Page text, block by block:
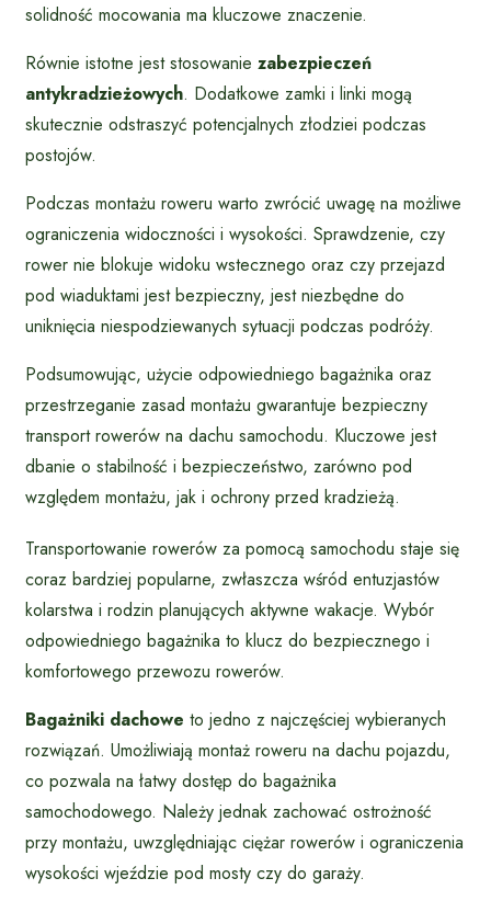
solidność mocowania ma kluczowe znaczenie.
Równie istotne jest stosowanie zabezpieczeń
antykradzieżowych. Dodatkowe zamki i linki mogą
skutecznie odstraszyć potencjalnych złodziei podczas
postojów.
Podczas montażu roweru warto zwrócić uwagę na możliwe
ograniczenia widoczności i wysokości. Sprawdzenie, czy
rower nie blokuje widoku wstecznego oraz czy przejazd
pod wiaduktami jest bezpieczny, jest niezbędne do
uniknięcia niespodziewanych sytuacji podczas podróży.
Podsumowując, użycie odpowiedniego bagażnika oraz
przestrzeganie zasad montażu gwarantuje bezpieczny
transport rowerów na dachu samochodu. Kluczowe jest
dbanie o stabilność i bezpieczeństwo, zarówno pod
względem montażu, jak i ochrony przed kradzieżą.
Transportowanie rowerów za pomocą samochodu staje się
coraz bardziej popularne, zwłaszcza wśród entuzjastów
kolarstwa i rodzin planujących aktywne wakacje. Wybór
odpowiedniego bagażnika to klucz do bezpiecznego i
komfortowego przewozu rowerów.
Bagażniki dachowe to jedno z najczęściej wybieranych
rozwiązań. Umożliwiają montaż roweru na dachu pojazdu,
co pozwala na łatwy dostęp do bagażnika
samochodowego. Należy jednak zachować ostrożność
przy montażu, uwzględniając ciężar rowerów i ograniczenia
wysokości wjeździe pod mosty czy do garaży.